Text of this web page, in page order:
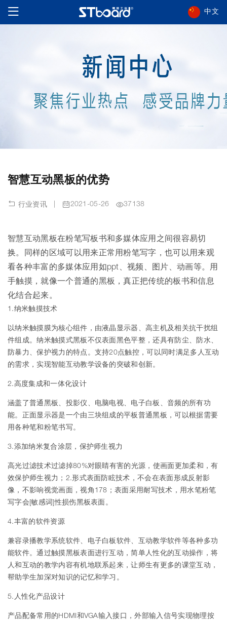
中文
智慧互动黑板的优势
行业资讯| 2021-05-26 37138
智慧互动黑板在粉笔写板书和多媒体应用之间很容易切
换。同样的区域可以用来正常用粉笔写字，也可以用来观
看各种丰富的多媒体应用如ppt、视频、图片、动画等。用
手触摸，就像一个普通的黑板，真正把传统的板书和信息
化结合起来。
1.纳米触摸技术
以纳米触摸膜为核心组件，由液晶显示器、高主机及相关抗干扰组
件组成。纳米触摸式黑板不仅表面黑色平整，还具有防尘、防水、
防暴力、保护视力的特点。支持20点触控，可以同时满足多人互动
的需求，实现智能互动教学设备的突破和创新。
2.高度集成和一体化设计
涵盖了普通黑板、投影仪、电脑电视、电子白板、音频的所有功
能。正面显示器是一个由三块组成的平板普通黑板，可以根据需要
用各种笔和粉笔书写。
3.添加纳米复合涂层，保护师生视力
高光过滤技术过滤掉80%对眼睛有害的光源，使画面更加柔和，有
效保护师生视力；2.形式表面防眩技术，不会在表面形成反射影
像，不影响视觉画面，视角178；表面采用耐写技术，用水笔粉笔
写字会[敏感词]性损伤黑板表面。
4.丰富的软件资源
兼容录播教学系统软件、电子白板软件、互动教学软件等各种多功
能软件。通过触摸黑板表面进行互动，简单人性化的互动操作，将
人和互动的教学内容有机地联系起来，让师生有更多的课堂互动，
帮助学生加深对知识的记忆和学习。
5.人性化产品设计
产品配备常用的HDMI和VGA输入接口，外部输入信号实现物理按